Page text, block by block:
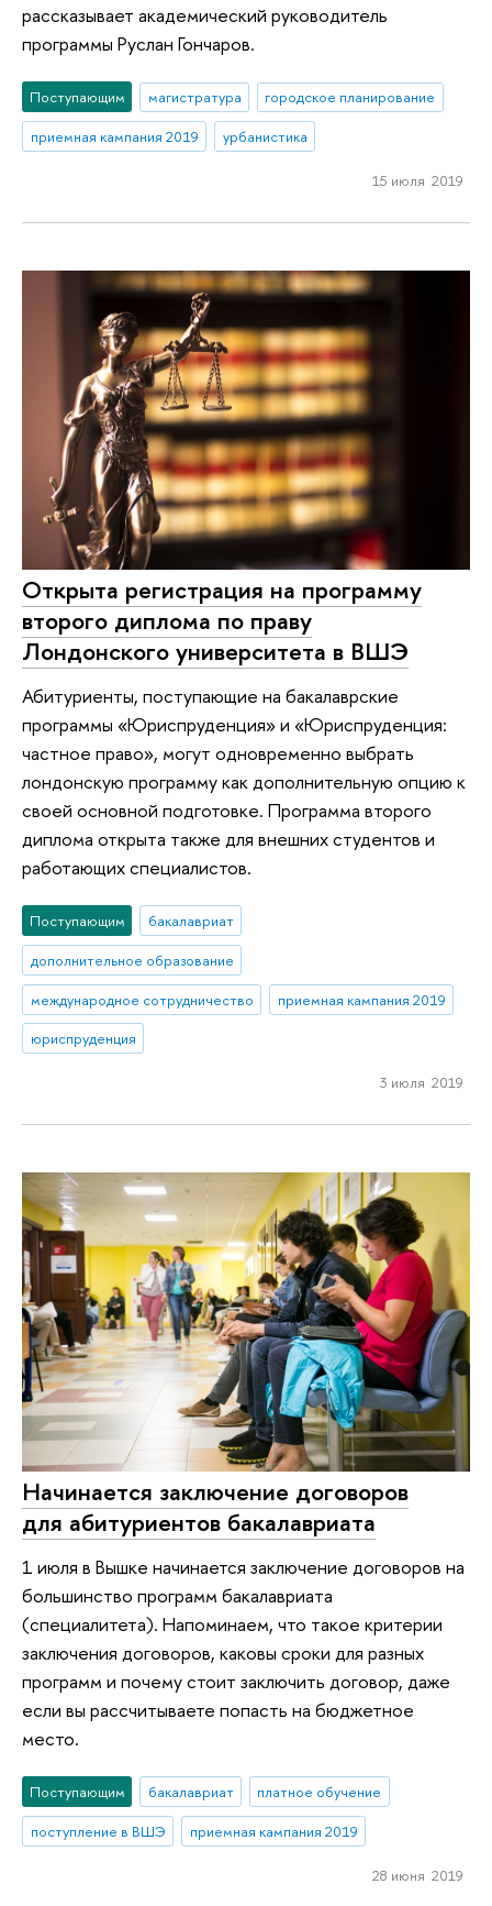
рассказывает академический руководитель
программы Руслан Гончаров.
Поступающим магистратура
городское планирование
приемная кампания 2019
урбанистика
15 июля 2019
Открыта регистрация на программу
второго диплома по праву
Лондонского университета в ВШЭ
Абитуриенты, поступающие на бакалаврские
программы «Юриспруденция» и «Юриспруденция:
частное право», могут одновременно выбрать
лондонскую программу как дополнительную опцию к
своей основной подготовке. Программа второго
диплома открыта также для внешних студентов и
работающих специалистов.
Поступающим
бакалавриат
дополнительное образование
международное сотрудничество
приемная кампания 2019
юриспруденция
3 июля 2019
Начинается заключение договоров
для абитуриентов бакалавриата
1 июля в Вышке начинается заключение договоров на
большинство программ бакалавриата
(специалитета). Напоминаем, что такое критерии
заключения договоров, каковы сроки для разных
программ и почему стоит заключить договор, даже
если вы рассчитываете попасть на бюджетное
место.
Поступающим бакалавриат
платное обучение
поступление в ВШЭ
приемная кампания 2019
28 июня 2019